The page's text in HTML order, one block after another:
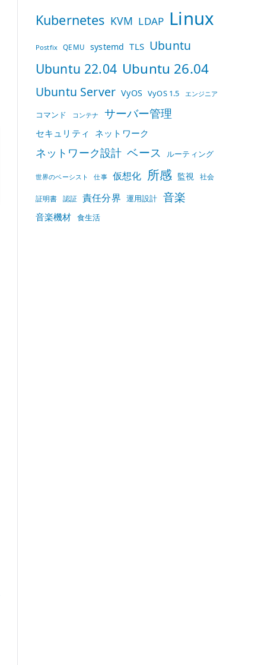
Kubernetes KVM LDAP Linux
Postfix QEMU systemd TLS Ubuntu
Ubuntu 22.04 Ubuntu 26.04
Ubuntu Server VyOS VyOS 1.5 エンジニア
コマンド コンテナ サーバー管理
セキュリティ ネットワーク
ネットワーク設計 ベース ルーティング
世界のベーシスト 仕事 仮想化 所感 監視 社会
証明書 認証 責任分界 運用設計 音楽
音楽機材 食生活